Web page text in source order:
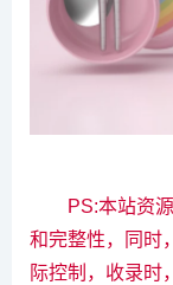
PS:本站资
和完整性，同时
际控制，收录时